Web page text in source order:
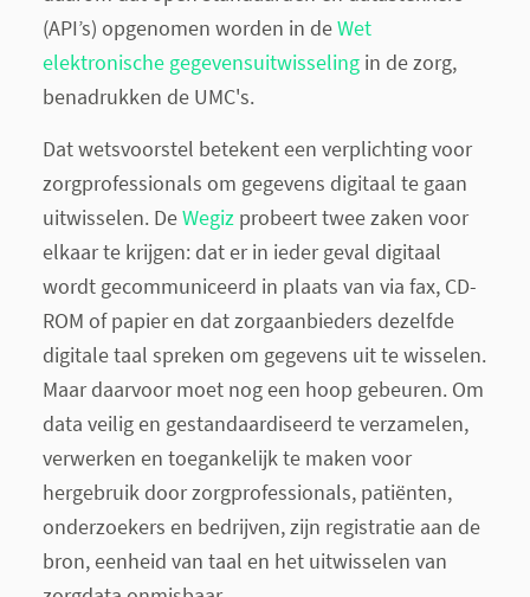
(API’s) opgenomen worden in deWet
elektronische gegevensuitwisselingin de zorg,
benadrukken de UMC's.
Dat wetsvoorstel betekent een verplichting voor
zorgprofessionals om gegevens digitaal te gaan
uitwisselen. DeWegizprobeert twee zaken voor
elkaar te krijgen: dat er in ieder geval digitaal
wordt gecommuniceerd in plaats van via fax, CD-
ROM of papier en dat zorgaanbieders dezelfde
digitale taal spreken om gegevens uit te wisselen.
Maar daarvoor moet nog een hoop gebeuren. Om
data veilig en gestandaardiseerd te verzamelen,
verwerken en toegankelijk te maken voor
hergebruik door zorgprofessionals, patiënten,
onderzoekers en bedrijven, zijn registratie aan de
bron, eenheid van taal en het uitwisselen van